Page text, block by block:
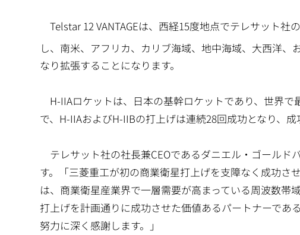
Telstar 12 VANTAGEは、西経15度地点でテレサット
し、南米、アフリカ、カリブ海域、地中海域、大西洋
なり拡張することになります。
H-IIAロケットは、日本の基幹ロケットであり、世界
で、H-IIAおよびH-IIBの打上げは連続28回成功となり、成
テレサット社の社長兼CEOであるダニエル・ゴールド
す。「三菱重工が初の商業衛星打上げを支障なく成功さ
は、商業衛星産業界で一層需要が高まっている周波数帯
打上げを計画通りに成功させた価値あるパートナーであ
努力に深く感謝します。」